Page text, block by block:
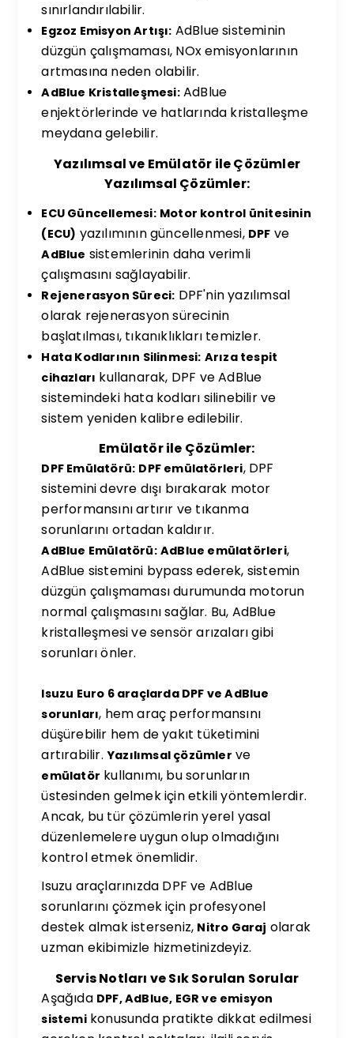
sınırlandırılabilir.
Egzoz Emisyon Artışı: AdBlue sisteminin
düzgün çalışmaması, NOx emisyonlarının
artmasına neden olabilir.
AdBlue Kristalleşmesi:AdBlue
enjektörlerinde ve hatlarında kristalleşme
meydana gelebilir.
Yazılımsal ve Emülatör ile Çözümler
Yazılımsal Çözümler:
ECU Güncellemesi: Motor kontrol ünitesinin
(ECU) yazılımının güncellenmesi, DPF ve
AdBlue sistemlerinin daha verimli
çalışmasını sağlayabilir.
Rejenerasyon Süreci: DPF'nin yazılımsal
olarak rejenerasyon sürecinin
başlatılması, tıkanıklıkları temizler.
Hata Kodlarının Silinmesi: Arıza tespit
cihazları kullanarak, DPF ve AdBlue
sistemindeki hata kodları silinebilir ve
sistem yeniden kalibre edilebilir.
Emülatör ile Çözümler:
DPF Emülatörü: DPF emülatörleri, DPF
sistemini devre dışı bırakarak motor
performansını artırır ve tıkanma
sorunlarını ortadan kaldırır.
AdBlue Emülatörü: AdBlue emülatörleri,
AdBlue sistemini bypass ederek, sistemin
düzgün çalışmaması durumunda motorun
normal çalışmasını sağlar. Bu, AdBlue
kristalleşmesi ve sensör arızaları gibi
sorunları önler.
Isuzu Euro 6 araçlarda DPF ve AdBlue
sorunları, hem araç performansını
düşürebilir hem de yakıt tüketimini
artırabilir.Yazılımsal çözümler ve
emülatör kullanımı, bu sorunların
üstesinden gelmek için etkili yöntemlerdir.
Ancak, bu tür çözümlerin yerel yasal
düzenlemelere uygun olup olmadığını
kontrol etmek önemlidir.
Isuzu araçlarınızda DPF ve AdBlue
sorunlarını çözmek için profesyonel
destek almak isterseniz, Nitro Garaj olarak
uzman ekibimizle hizmetinizdeyiz.
Servis Notları ve Sık Sorulan Sorular
Aşağıda DPF, AdBlue, EGR ve emisyon
sistemikonusunda pratikte dikkat edilmesi